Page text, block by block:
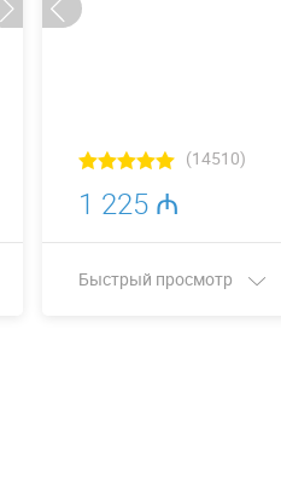
(14510)
1 225 ₼
Быстрый просмотр